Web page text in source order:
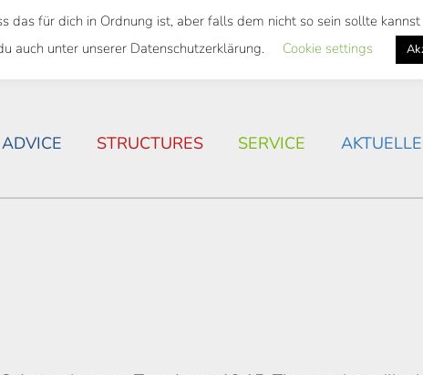
SEMESTER TICKET HOUSING SITUATION IN
ADVICE STRUCTURES SERVICE
das für dich in Ordnung ist, aber falls dem nicht so sein sollte
auch unter unserer Datenschutzerklärung.
Cookie settings